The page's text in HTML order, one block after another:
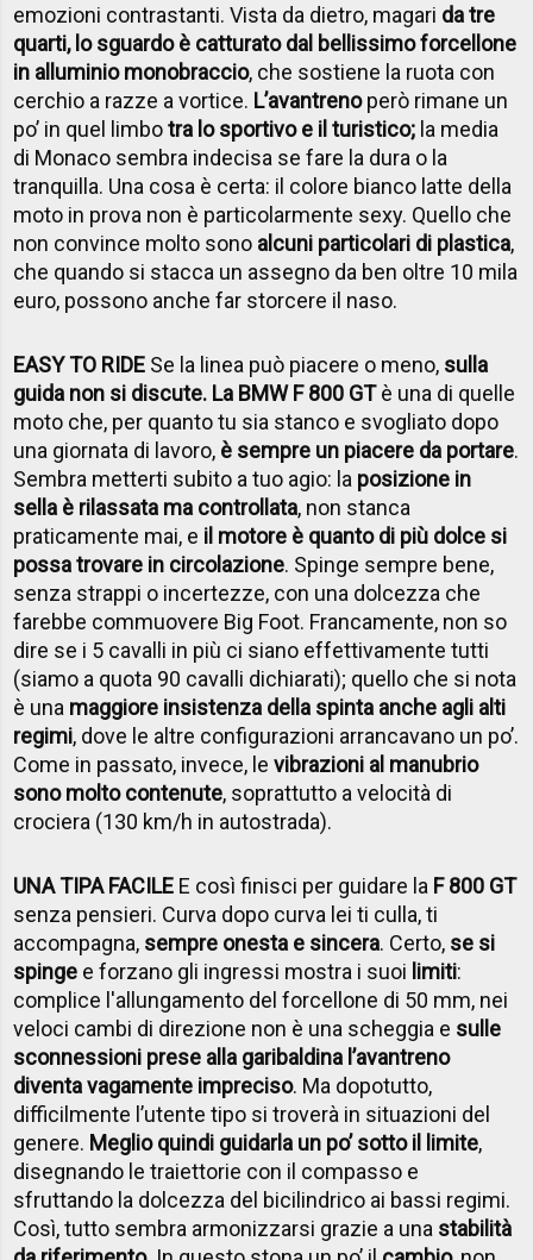
emozioni contrastanti. Vista da dietro, magari da tre
quarti, lo sguardo è catturato dal bellissimo forcellone
in alluminio monobraccio, che sostiene la ruota con
cerchio a razze a vortice. L’avantrenoperò rimane un
po’ in quel limbotra lo sportivo e il turistico; la media
di Monaco sembra indecisa se fare la dura o la
tranquilla. Una cosa è certa: il colore bianco latte della
moto in prova non è particolarmente sexy. Quello che
non convince molto sono alcuni particolari di plastica,
che quando si stacca un assegno da ben oltre 10 mila
euro, possono anche far storcere il naso.
EASY TO RIDE Se la linea può piacere o meno, sulla
guida non si discute. La BMW F 800 GTè una di quelle
moto che, per quanto tu sia stanco e svogliato dopo
una giornata di lavoro, è sempre un piacere da portare.
Sembra metterti subito a tuo agio: la posizione in
sella è rilassata ma controllata, non stanca
praticamente mai, e il motore è quanto di più dolce si
possa trovare in circolazione. Spinge sempre bene,
senza strappi o incertezze, con una dolcezza che
farebbe commuovere Big Foot. Francamente, non so
dire se i 5 cavalli in più ci siano effettivamente tutti
(siamo a quota 90 cavalli dichiarati); quello che si nota
è una maggiore insistenza della spinta anche agli alti
regimi, dove le altre configurazioni arrancavano un po’.
Come in passato, invece, levibrazioni al manubrio
sono molto contenute, soprattutto a velocità di
crociera (130 km/h in autostrada).
UNA TIPA FACILE E così finisci per guidare la F 800 GT
senza pensieri. Curva dopo curva lei ti culla, ti
accompagna, sempre onesta e sincera. Certo, se si
spinge e forzano gli ingressi mostra i suoi limiti:
complice l'allungamento del forcellone di 50 mm, nei
veloci cambi di direzione non è una scheggia e sulle
sconnessioni prese alla garibaldina l’avantreno
diventa vagamente impreciso. Ma dopotutto,
difficilmente l’utente tipo si troverà in situazioni del
genere. Meglio quindi guidarla un po’ sotto il limite,
disegnando le traiettorie con il compasso e
sfruttando la dolcezza del bicilindrico ai bassi regimi.
Così, tutto sembra armonizzarsi grazie a una stabilità